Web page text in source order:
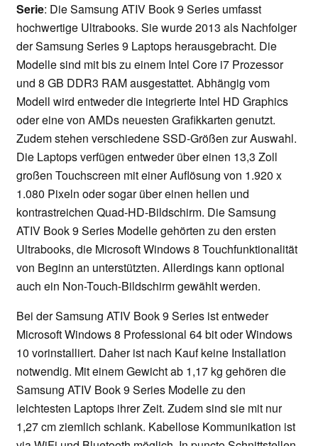
Serie: Die Samsung ATIV Book 9 Series umfasst
hochwertige Ultrabooks. Sie wurde 2013 als Nachfolger
der Samsung Series 9 Laptops herausgebracht. Die
Modelle sind mit bis zu einem Intel Core i7 Prozessor
und 8 GB DDR3 RAM ausgestattet. Abhängig vom
Modell wird entweder die integrierte Intel HD Graphics
oder eine von AMDs neuesten Grafikkarten genutzt.
Zudem stehen verschiedene SSD-Größen zur Auswahl.
Die Laptops verfügen entweder über einen 13,3 Zoll
großen Touchscreen mit einer Auflösung von 1.920 x
1.080 Pixeln oder sogar über einen hellen und
kontrastreichen Quad-HD-Bildschirm. Die Samsung
ATIV Book 9 Series Modelle gehörten zu den ersten
Ultrabooks, die Microsoft Windows 8 Touchfunktionalität
von Beginn an unterstützten. Allerdings kann optional
auch ein Non-Touch-Bildschirm gewählt werden.
Bei der Samsung ATIV Book 9 Series ist entweder
Microsoft Windows 8 Professional 64 bit oder Windows
10 vorinstalliert. Daher ist nach Kauf keine Installation
notwendig. Mit einem Gewicht ab 1,17 kg gehören die
Samsung ATIV Book 9 Series Modelle zu den
leichtesten Laptops ihrer Zeit. Zudem sind sie mit nur
1,27 cm ziemlich schlank. Kabellose Kommunikation ist